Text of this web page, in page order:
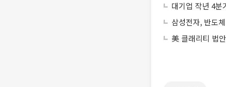
대기업 작년 4
삼성전자, 반도
美 클래리티 법